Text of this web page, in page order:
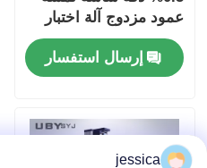
عمود مزدوج آلة اختبار
عالمية لاختبار قوة الشد
إرسال استفسار
jessica